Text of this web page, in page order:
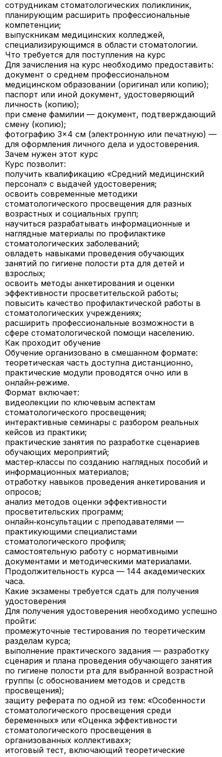
сотрудникам стоматологических поликлиник,
планирующим расширить профессиональные
компетенции;
выпускникам медицинских колледжей,
специализирующимся в области стоматологии.
Что требуется для поступления на курс
Для зачисления на курс необходимо предоставить:
документ о среднем профессиональном
медицинском образовании (оригинал или копию);
паспорт или иной документ, удостоверяющий
личность (копию);
при смене фамилии — документ, подтверждающий
смену (копию);
фотографию 3×4 см (электронную или печатную) —
для оформления личного дела и удостоверения.
Зачем нужен этот курс
Курс позволит:
получить квалификацию «Средний медицинский
персонал» с выдачей удостоверения;
освоить современные методики
стоматологического просвещения для разных
возрастных и социальных групп;
научиться разрабатывать информационные и
наглядные материалы по профилактике
стоматологических заболеваний;
овладеть навыками проведения обучающих
занятий по гигиене полости рта для детей и
взрослых;
освоить методы анкетирования и оценки
эффективности просветительской работы;
повысить качество профилактической работы в
стоматологических учреждениях;
расширить профессиональные возможности в
сфере стоматологической помощи населению.
Как проходит обучение
Обучение организовано в смешанном формате:
теоретическая часть доступна дистанционно,
практические модули проводятся очно или в
онлайн‑режиме.
Формат включает:
видеолекции по ключевым аспектам
стоматологического просвещения;
интерактивные семинары с разбором реальных
кейсов из практики;
практические занятия по разработке сценариев
обучающих мероприятий;
мастер‑классы по созданию наглядных пособий и
информационных материалов;
отработку навыков проведения анкетирования и
опросов;
анализ методов оценки эффективности
просветительских программ;
онлайн‑консультации с преподавателями —
практикующими специалистами
стоматологического профиля;
самостоятельную работу с нормативными
документами и методическими материалами.
Продолжительность курса — 144 академических
часа.
Какие экзамены требуется сдать для получения
удостоверения
Для получения удостоверения необходимо успешно
пройти:
промежуточные тестирования по теоретическим
разделам курса;
выполнение практического задания — разработку
сценария и плана проведения обучающего занятия
по гигиене полости рта для выбранной возрастной
группы (с обоснованием методов и средств
просвещения);
защиту реферата по одной из тем: «Особенности
стоматологического просвещения среди
беременных» или «Оценка эффективности
стоматологического просвещения в
организованных коллективах»;
итоговый тест, включающий теоретические